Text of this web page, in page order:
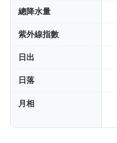
總降水量
紫外線指數
日出
日落
月相